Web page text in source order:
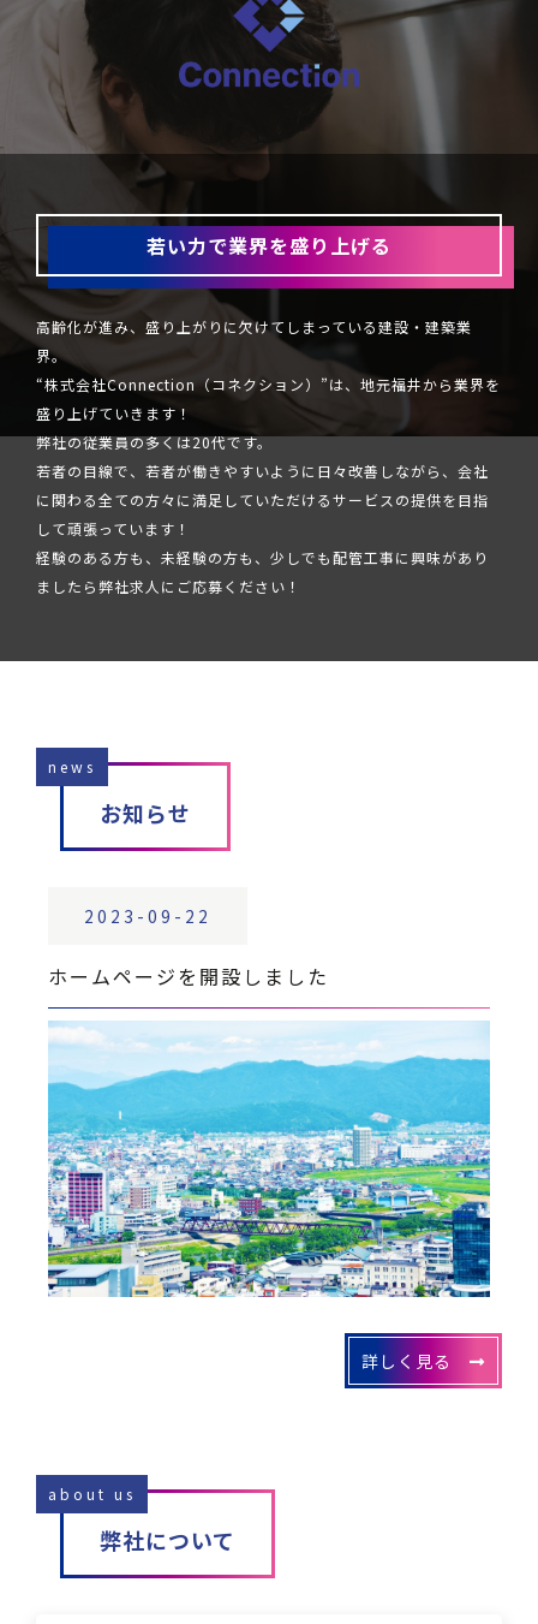
若い力で業界を盛り上げる
高齢化が進み、盛り上がりに欠けてしまっている建設・建築業
界。
“株式会社Connection（コネクション）”は、地元福井から業界を
盛り上げていきます！
弊社の従業員の多くは20代です。
若者の目線で、若者が働きやすいように日々改善しながら、会社
に関わる全ての方々に満足していただけるサービスの提供を目指
して頑張っています！
経験のある方も、未経験の方も、少しでも配管工事に興味があり
ましたら弊社求人にご応募ください！
news
お知らせ
2023-09-22
ホームページを開設しました
詳しく見る
about us
弊社について